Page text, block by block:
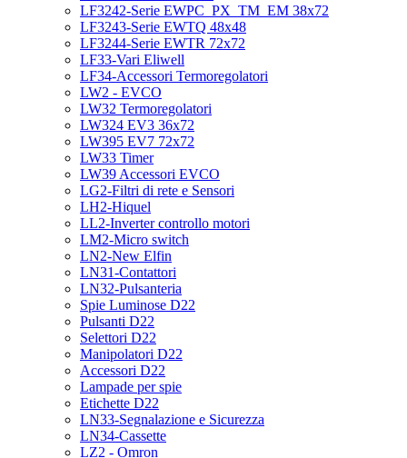
LF3242-Serie EWPC_PX_TM_EM 38x72
LF3243-Serie EWTQ 48x48
LF3244-Serie EWTR 72x72
LF33-Vari Eliwell
LF34-Accessori Termoregolatori
LW2 - EVCO
LW32 Termoregolatori
LW324 EV3 36x72
LW395 EV7 72x72
LW33 Timer
LW39 Accessori EVCO
LG2-Filtri di rete e Sensori
LH2-Hiquel
LL2-Inverter controllo motori
LM2-Micro switch
LN2-New Elfin
LN31-Contattori
LN32-Pulsanteria
Spie Luminose D22
Pulsanti D22
Selettori D22
Manipolatori D22
Accessori D22
Lampade per spie
Etichette D22
LN33-Segnalazione e Sicurezza
LN34-Cassette
LZ2 - Omron